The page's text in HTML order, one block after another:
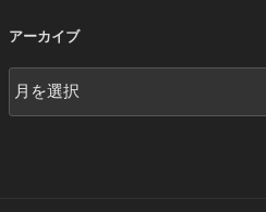
アーカイブ
ア